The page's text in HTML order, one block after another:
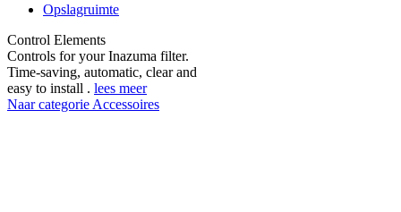
Opslagruimte
Control Elements
Controls for your Inazuma filter.
Time-saving, automatic, clear and
easy to install . lees meer
Naar categorie Accessoires